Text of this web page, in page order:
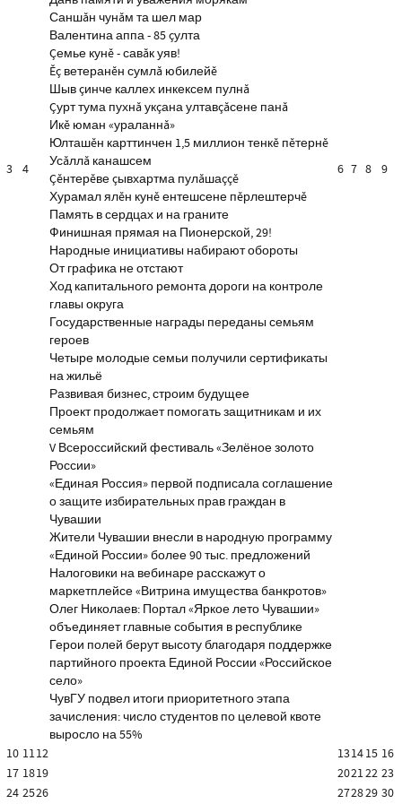
3 4
Саншăн чунăм та шел мар
Валентина аппа - 85 çулта
Çемье кунĕ - савăк уяв!
Ĕç ветеранĕн сумлă юбилейĕ
Шыв çинче каллех инкексем пулнă
Çурт тума пухнă укçана ултавçăсене панă
Икĕ юман «ураланнă»
Юлташĕн карттинчен 1,5 миллион тенкĕ пĕтернĕ
Усăллă канашсем
Çĕнтерĕве çывхартма пулăшаççĕ
Хурамал ялĕн кунĕ ентешсене пĕрлештерчĕ
Память в сердцах и на граните
Финишная прямая на Пионерской, 29!
Народные инициативы набирают обороты
От графика не отстают
Ход капитального ремонта дороги на контроле
главы округа
Государственные награды переданы семьям
героев
Четыре молодые семьи получили сертификаты
на жильё
Развивая бизнес, строим будущее
Проект продолжает помогать защитникам и их
семьям
V Всероссийский фестиваль «Зелёное золото
России»
«Единая Россия» первой подписала соглашение
о защите избирательных прав граждан в
Чувашии
Жители Чувашии внесли в народную программу
«Единой России» более 90 тыс. предложений
Налоговики на вебинаре расскажут о
маркетплейсе «Витрина имущества банкротов»
Олег Николаев: Портал «Яркое лето Чувашии»
объединяет главные события в республике
Герои полей берут высоту благодаря поддержке
партийного проекта Единой России «Российское
село»
ЧувГУ подвел итоги приоритетного этапа
зачисления: число студентов по целевой квоте
выросло на 55%
6 7 8 9
10 1112 131415 16
17 1819 202122 23
24 2526 272829 30